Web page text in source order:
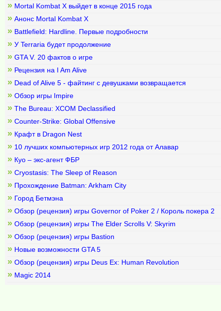
» Mortal Kombat X выйдет в конце 2015 года
» Анонс Mortal Kombat X
» Battlefield: Hardline. Первые подробности
» У Terraria будет продолжение
» GTA V. 20 фактов о игре
» Рецензия на I Am Alive
» Dead of Alive 5 - файтинг с девушками возвращается
» Обзор игры Impire
» The Bureau: XCOM Declassified
» Counter-Strike: Global Offensive
» Крафт в Dragon Nest
» 10 лучших компьютерных игр 2012 года от Алавар
» Куо – экс-агент ФБР
» Cryostasis: The Sleep of Reason
» Прохождение Batman: Arkham City
» Город Бетмэна
» Обзор (рецензия) игры Governor of Poker 2 / Король покера 2
» Обзор (рецензия) игры The Elder Scrolls V: Skyrim
» Обзор (рецензия) игры Bastion
» Новые возможности GTA 5
» Обзор (рецензия) игры Deus Ex: Human Revolution
» Magic 2014